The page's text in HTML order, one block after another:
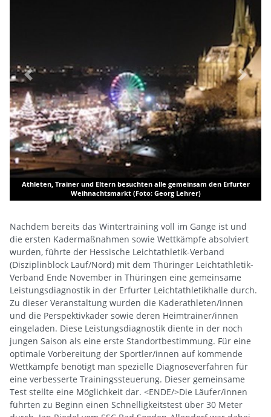
Athleten, Trainer und Eltern besuchten alle gemeinsam den Erfurter
Weihnachtsmarkt (Foto: Georg Lehrer)
Previous Next
Nachdem bereits das Wintertraining voll im Gange ist und
die ersten Kadermaßnahmen sowie Wettkämpfe absolviert
wurden, führte der Hessische Leichtathletik-Verband
(Disziplinblock Lauf/Nord) mit dem Thüringer Leichtathletik-
Verband Ende November in Thüringen eine gemeinsame
Leistungsdiagnostik in der Erfurter Leichtathletikhalle durch.
Zu dieser Veranstaltung wurden die Kaderathleten/innen
und die Perspektivkader sowie deren Heimtrainer/innen
eingeladen. Diese Leistungsdiagnostik diente in der noch
jungen Saison als eine erste Standortbestimmung. Für eine
optimale Vorbereitung der Sportler/innen auf kommende
Wettkämpfe benötigt man spezielle Diagnoseverfahren für
eine verbesserte Trainingssteuerung. Dieser gemeinsame
Test stellte eine Möglichkeit dar. <ENDE/>Die Läufer/innen
führten zu Beginn einen Schnelligkeitstest über 30 Meter